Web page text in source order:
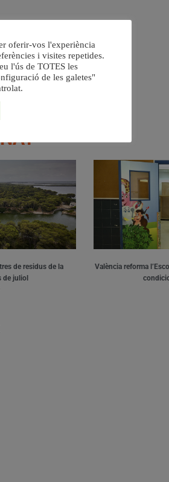
Exposició
de
Ribergraf i El
de residus de la
de juliol
València reforma
oferir-vos l'experiència
i visites repetides.
l'ús de TOTES les
de les galetes"